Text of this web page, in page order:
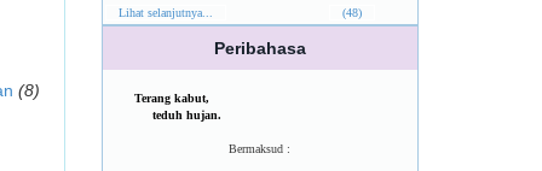
(8)
Lihat selanjutnya... (48)
Peribahasa
Terang kabut,
teduh hujan.
Bermaksud :